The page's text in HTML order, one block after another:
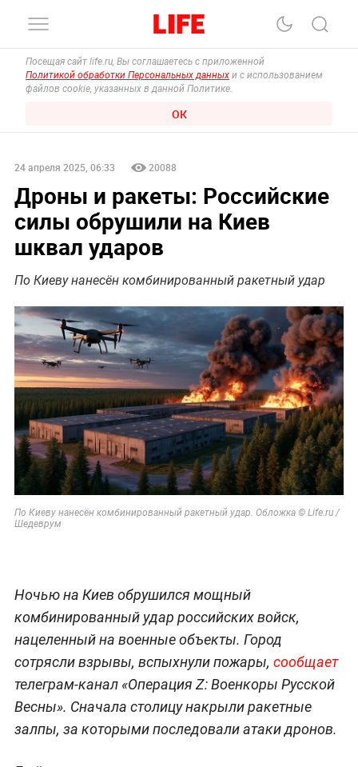
Посещая сайт life.ru, Вы соглашаетесь с приложенной
Политикой обработки Персональных данных и с использованием
файлов cookie, указанных в данной Политике.
ОК
24 апреля 2025, 06:33 20088
Дроны и ракеты: Российские
силы обрушили на Киев
шквал ударов
По Киеву нанесён комбинированный ракетный удар
По Киеву нанесён комбинированный ракетный удар. Обложка © Life.ru /
Шедеврум
Ночью на Киев обрушился мощный
комбинированный удар российских войск,
нацеленный на военные объекты. Город
сотрясли взрывы, вспыхнули пожары, сообщает
телеграм-канал «Операция Z: Военкоры Русской
Весны». Сначала столицу накрыли ракетные
залпы, за которыми последовали атаки дронов.